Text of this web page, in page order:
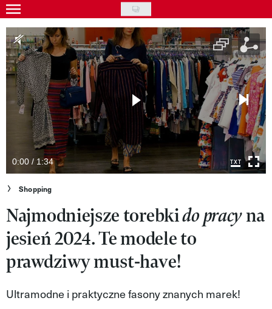
Skip
to
main
content
Gwiazdy
Ludzie
Moda
Uroda
Styl życia
Kultura
Wideo
Nasze akcje
VIVA!ART
VIVA!MODA
0:00 / 1:34
Shopping
Najmodniejsze torebkido pracyna
jesień 2024. Te modele to
prawdziwy must-have!
Ultramodne i praktyczne fasony znanych marek!